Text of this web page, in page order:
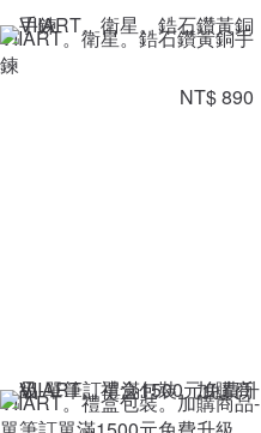
VIIART。衛星。鋯石鑽黃銅手
鍊
NT$ 890
VIIART。禮盒包裝。加購商品-